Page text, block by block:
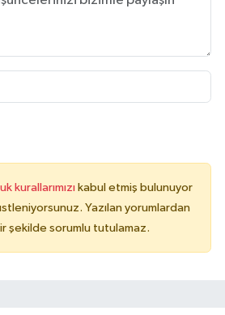
kurallarımızı kabul etmiş bulunuyor
Yazılan yorumlardan
şekilde sorumlu tutulamaz.